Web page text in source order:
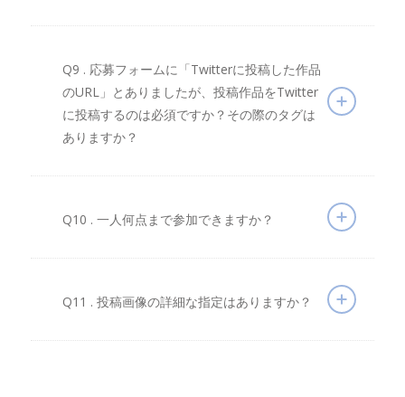
Q9 . 応募フォームに「Twitterに投稿した作品
のURL」とありましたが、投稿作品をTwitter
に投稿するのは必須ですか？その際のタグは
ありますか？
Q10 . 一人何点まで参加できますか？
Q11 . 投稿画像の詳細な指定はありますか？